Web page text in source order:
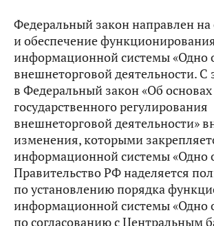
Федеральный закон направлен на
и обеспечение
информационной системы «Одно
внешнеторговой деятельности. С
в Федеральный закон «Об основах
государственного регулирования
внешнеторговой деятельности»
изменения, которыми
информационной системы «Одно
Правительство РФ наделяется
по установлению порядка
информационной системы «Одно
по согласованию с Центральным